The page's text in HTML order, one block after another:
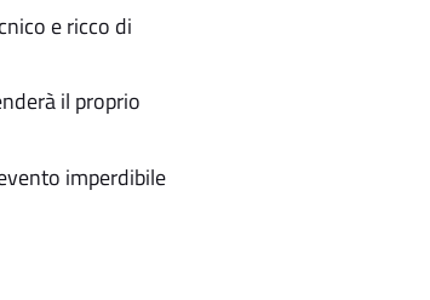
e ricco di
il proprio
imperdibile